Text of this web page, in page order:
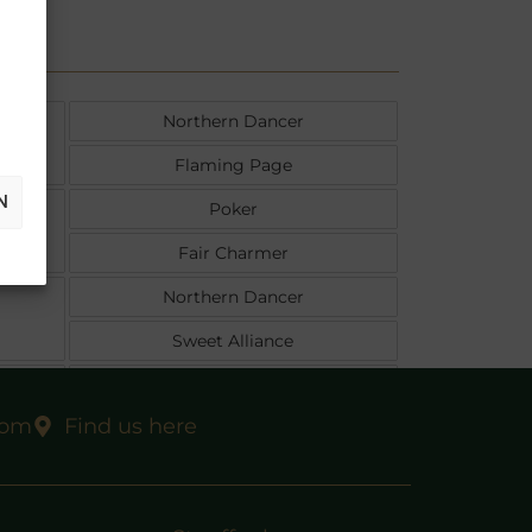
Northern Dancer
Flaming Page
Poker
Fair Charmer
Northern Dancer
Sweet Alliance
La Dorada
Find us here